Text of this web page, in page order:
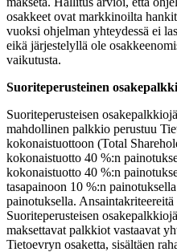
osakkeet ovat markkinoilta
vuoksi ohjelman yhteydessä ei
eikä järjestelyllä ole
vaikutusta.
Suoriteperusteinen
Suoriteperusteisen
mahdollinen palkkio perustuu
kokonaistuottoon (Total
kokonaistuotto 40 %:n
kokonaistuotto 40 %:n
tasapainoon 10 %:n
painotuksella.
Suoriteperusteisen
maksettavat palkkiot vastaavat
Tietoevryn osaketta, sisältäen